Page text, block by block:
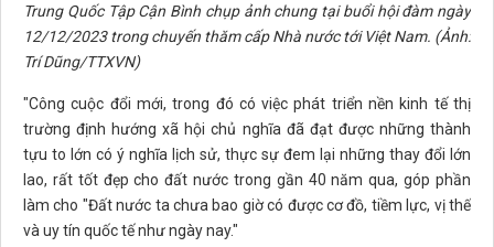
Trung Quốc Tập Cận Bình chụp ảnh chung tại buổi hội đàm ngày
12/12/2023 trong chuyến thăm cấp Nhà nước tới Việt Nam. (Ảnh:
Trí Dũng/TTXVN)
"Công cuộc đổi mới, trong đó có việc phát triển nền kinh tế thị
trường định hướng xã hội chủ nghĩa đã đạt được những thành
tựu to lớn có ý nghĩa lịch sử, thực sự đem lại những thay đổi lớn
lao, rất tốt đẹp cho đất nước trong gần 40 năm qua, góp phần
làm cho "Đất nước ta chưa bao giờ có được cơ đồ, tiềm lực, vị thế
và uy tín quốc tế như ngày nay."